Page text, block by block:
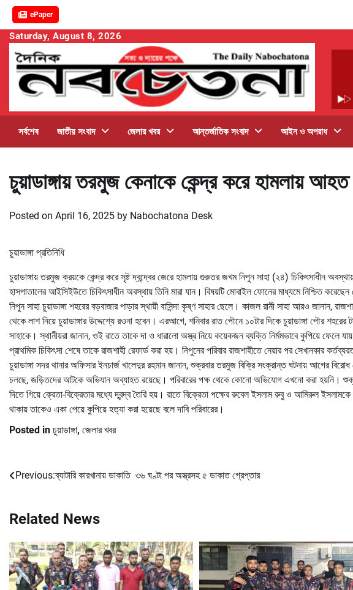
ePaper
Skip
content
Saturday, August 8, 2026
সর্বশেষ জাতীয় সংবাদ জেলার খবর আন্তর্জাতিক সংবাদ আইন ও অপরাধ
চুয়াডাঙ্গায় তরমুজ কেনাকে কেন্দ্র করে হামলায়
Posted on April 16, 2025 by Nabochatona Desk
চুয়াডাঙ্গা প্রতিনিধি
চুয়াডাঙ্গায় তরমুজ ক্রয়কে কেন্দ্র করে সৃষ্ট দ্বন্দ্বের জেরে হামলায় গুরুতর জখম নিপুন সাহা (২৪) চিকিৎসাধীন
হাসপাতালের আইসিইউতে চিকিৎসাধীন অবস্থায় তিনি মারা যান। বিষয়টি মোবাইল ফোনের মাধ্যমে নিশ্চিত
নিপুন সাহা চুয়াডাঙ্গা শহরের বড়বাজার পাড়ার স্থায়ী বাসিন্দা কৃষ্ণ সাহার ছেলে। কাজল রানী সাহা আরও জানান,
থেকে লাশ নিয়ে চুয়াডাঙ্গার উদ্দেশ্যে রওনা হবেন। এরআগে, শনিবার রাত পৌনে ১০টার দিকে চুয়াডাঙ্গা পৌর
সাহাকে। স্থানীয়রা জানান, ওই রাতে তাকে দা ও ধারালো অস্ত্র নিয়ে কয়েকজন ব্যক্তি নির্মমভাবে কুপিয়ে ফেলে
প্রাথমিক চিকিৎসা শেষে তাকে রাজশাহী রেফার্ড করা হয়। নিপুনের পরিবার রাজশাহীতে নেয়ার পর সেখানকার
চুয়াডাঙ্গা সদর থানার অফিসার ইনচার্জ খালেদুর রহমান জানান, শুক্রবার তরমুজ বিক্রি সংক্রান্ত ঘটনায় আগের
চলছে, জড়িতদের আটকে অভিযান অব্যাহত রয়েছে। পরিবারের পক্ষ থেকে কোনো অভিযোগ এখনো করা হয়নি।
দিতে গিয়ে ক্রেতা-বিক্রেতার মধ্যে দ্বন্দ্ব তৈরি হয়। রাতে বিক্রেতা পক্ষের রুবেল ইসলাম রুবু ও আমিরুল
থাকায় তাকেও একা পেয়ে কুপিয়ে হত্যা করা হয়েছে বলে দাবি পরিবারের।
Posted in চুয়াডাঙ্গা, জেলার খবর
Post
Previous:ব্যাটারি কারখানায় ডাকাতি ৩৬ ঘণ্টা পর অস্ত্রসহ ৫ ডাকাত গ্রেপ্তার
Related News